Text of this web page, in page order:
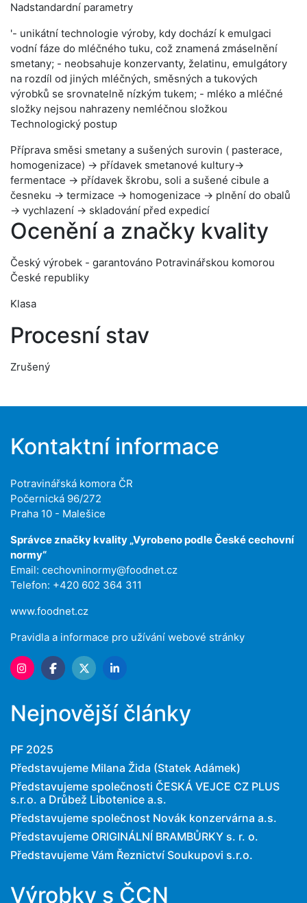
Nadstandardní parametry
'- unikátní technologie výroby, kdy dochází k emulgaci
vodní fáze do mléčného tuku, což znamená zmáselnění
smetany; - neobsahuje konzervanty, želatinu, emulgátory
na rozdíl od jiných mléčných, směsných a tukových
výrobků se srovnatelně nízkým tukem; - mléko a mléčné
složky nejsou nahrazeny nemléčnou složkou
Technologický postup
Příprava směsi smetany a sušených surovin ( pasterace,
homogenizace) → přídavek smetanové kultury→
fermentace → přídavek škrobu, soli a sušené cibule a
česneku → termizace → homogenizace → plnění do obalů
→ vychlazení → skladování před expedicí
Ocenění a značky kvality
Český výrobek - garantováno Potravinářskou komorou
České republiky
Klasa
Procesní stav
Zrušený
Kontaktní informace
Potravinářská komora ČR
Počernická 96/272
Praha 10 - Malešice
Správce značky kvality „Vyrobeno podle České cechovní
normy“
Email: cechovninormy@foodnet.cz
Telefon: +420 602 364 311
www.foodnet.cz
Pravidla a informace pro užívání webové stránky
Nejnovější články
PF 2025
Představujeme Milana Žida (Statek Adámek)
Představujeme společnosti ČESKÁ VEJCE CZ PLUS
s.r.o. a Drůbež Libotenice a.s.
Představujeme společnost Novák konzervárna a.s.
Představujeme ORIGINÁLNÍ BRAMBŮRKY s. r. o.
Představujeme Vám Řeznictví Soukupovi s.r.o.
Výrobky s ČCN